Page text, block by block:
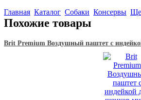
Главная Каталог Собаки Консервы
Похожие товары
Brit Premium Воздушный паштет с